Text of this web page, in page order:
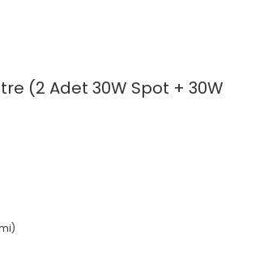
(2 Adet 30W Spot + 30W